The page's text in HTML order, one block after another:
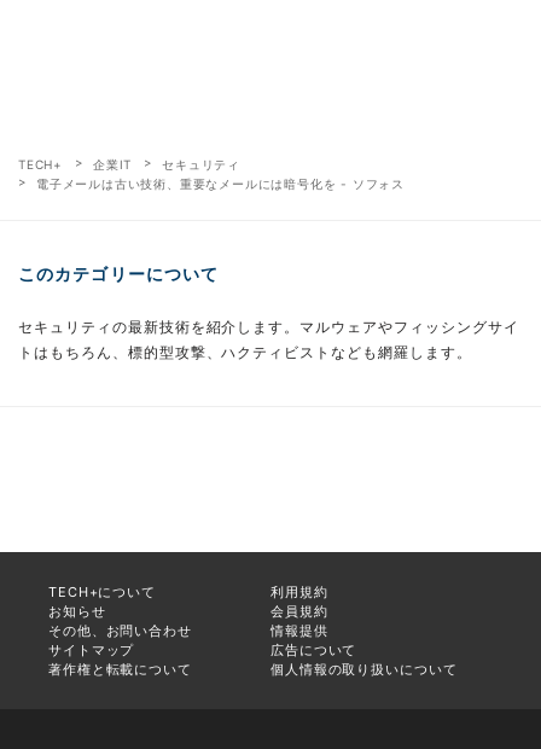
TECH+ 企業IT
セキュリティ
電子メールは古い技術、重要なメールには暗号化を - ソフォス
このカテゴリーについて
セキュリティの最新技術を紹介します。マルウェアやフィッシングサイ
トはもちろん、標的型攻撃、ハクティビストなども網羅します。
TECH+について
利用規約
お知らせ
会員規約
その他、お問い合わせ
情報提供
サイトマップ
広告について
著作権と転載について
個人情報の取り扱いについて